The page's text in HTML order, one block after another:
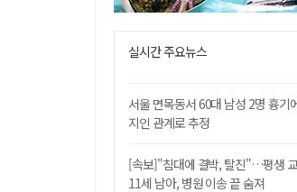
실시간 주요뉴스
서울 면목동서 60대 남성 2명 흉
지인 관계로 추정
[속보]"침대에 결박, 탈진"…평생
11세 남아, 병원 이송 끝 숨져